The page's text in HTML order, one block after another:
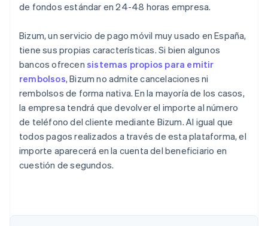
de fondos estándar en 24-48 horas empresa.
Bizum, un servicio de pago móvil muy usado en España,
tiene sus propias características. Si bien algunos
bancos ofrecen sistemas propios para emitir
rembolsos, Bizum no admite cancelaciones ni
rembolsos de forma nativa. En la mayoría de los casos,
la empresa tendrá que devolver el importe al número
de teléfono del cliente mediante Bizum. Al igual que
todos pagos realizados a través de esta plataforma, el
importe aparecerá en la cuenta del beneficiario en
cuestión de segundos.
Australia